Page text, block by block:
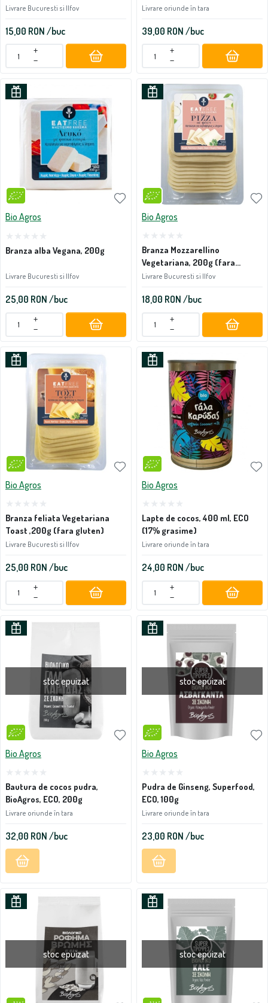
gluten)
Livrare Bucuresti si Ilfov
15,00 RON /buc
+
−
Livrare oriunde în tara
39,00 RON /buc
+
−
Bio Agros
Branza alba Vegana, 200g
Livrare Bucuresti si Ilfov
25,00 RON /buc
+
−
Bio Agros
Branza Mozzarellino
Vegetariana, 200g (fara
gluten)
Livrare Bucuresti si Ilfov
18,00 RON /buc
+
−
Bio Agros
Branza feliata Vegetariana
Toast ,200g (fara gluten)
Livrare Bucuresti si Ilfov
25,00 RON /buc
+
−
Bio Agros
Lapte de cocos, 400 ml, ECO
(17% grasime)
Livrare oriunde în tara
24,00 RON /buc
+
−
stoc epuizat
Bio Agros
Bautura de cocos pudra,
BioAgros, ECO, 200g
Livrare oriunde în tara
32,00 RON /buc
stoc epuizat
Bio Agros
Pudra de Ginseng, Superfood,
ECO, 100g
Livrare oriunde în tara
23,00 RON /buc
stoc epuizat stoc epuizat